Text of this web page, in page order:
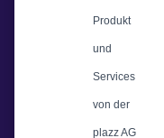
Produkt
und
Services
von der
plazz AG